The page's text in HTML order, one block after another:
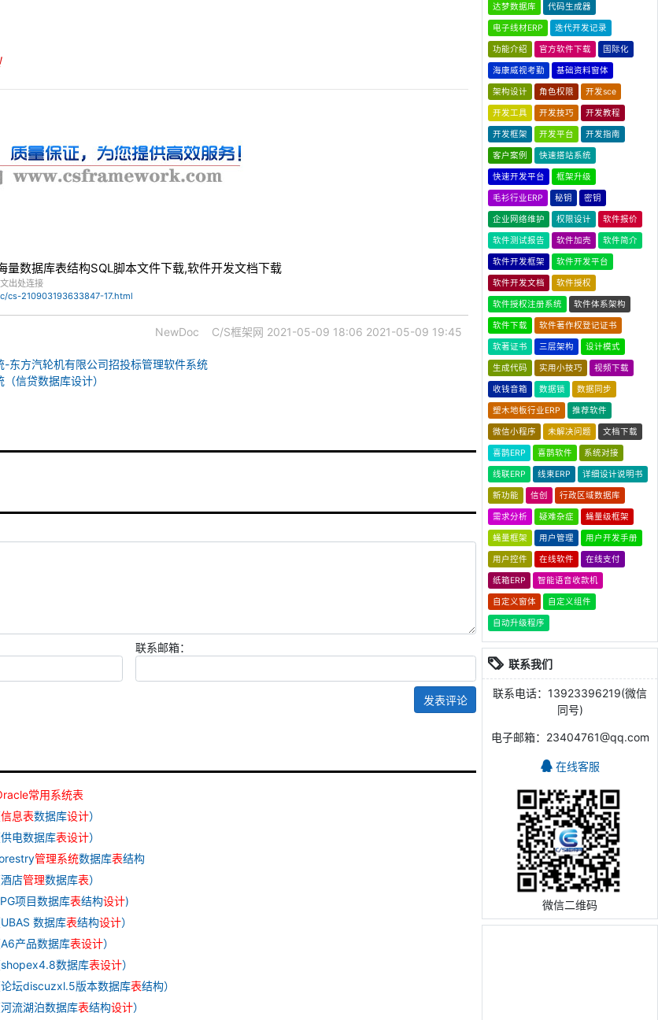
数据库表结构SQL脚本文件下载,软件开发文档下载
出处连接
210903193633847-17.html
NewDoc C/S框架网 2021-05-09 18:06 2021-05-09 19:45
东方汽轮机有限公司招投标管理软件系统
信贷数据库设计）
联系邮箱：
发表评论
常用系统表
信息表数据库设计）
供电数据库表设计）
管理系统数据库表结构
酒店管理数据库表）
项目数据库表结构设计)
UBAS 数据库表结构设计）
A6产品数据库表设计）
shopex4.8数据库表设计）
论坛discuzxl.5版本数据库表结构）
河流湖泊数据库表结构设计）
达梦数据库 代码生成器
电子线材ERP 迭代开发记录
功能介绍 官方软件下载 国际化
海康威视考勤 基础资料窗体
架构设计 角色权限 开发sce
开发工具 开发技巧 开发教程
开发框架 开发平台 开发指南
客户案例 快速搭站系统
快速开发平台 框架升级
毛衫行业ERP 秘钥 密钥
企业网络维护 权限设计 软件报价
软件测试报告 软件加壳 软件简介
软件开发框架 软件开发平台
软件开发文档 软件授权
软件授权注册系统 软件体系架构
软件下载 软件著作权登记证书
软著证书 三层架构 设计模式
生成代码 实用小技巧 视频下载
收钱音箱 数据锁 数据同步
塑木地板行业ERP 推荐软件
微信小程序 未解决问题 文档下载
喜鹊ERP 喜鹊软件 系统对接
线联ERP 线束ERP 详细设计说明书
新功能 信创 行政区域数据库
需求分析 疑难杂症 蝇量级框架
蝇量框架 用户管理 用户开发手册
用户控件 在线软件 在线支付
纸箱ERP 智能语音收款机
自定义窗体 自定义组件
自动升级程序
联系我们
联系电话：13923396219(微信
同号)
电子邮箱：23404761@qq.com
在线客服
微信二维码